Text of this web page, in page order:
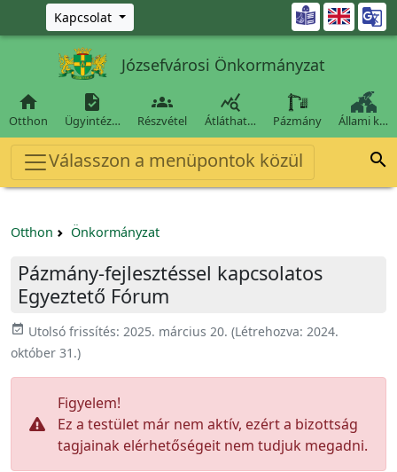
Ugrás a fő tartalomra
Kapcsolat 
Józsefvárosi Önkormányzat

Otthon

Ügyintéz…

Részvétel

Átláthat… Pázmány Állami k…
Válasszon a menüpontok közül 
Otthon Önkormányzat
Pázmány-fejlesztéssel kapcsolatos
Egyeztető Fórum
event_available Utolsó frissítés: 2025. március 20. (Létrehozva: 2024.
október 31.)
Figyelem!
Ez a testület már nem aktív, ezért a bizottság
tagjainak elérhetőségeit nem tudjuk megadni.